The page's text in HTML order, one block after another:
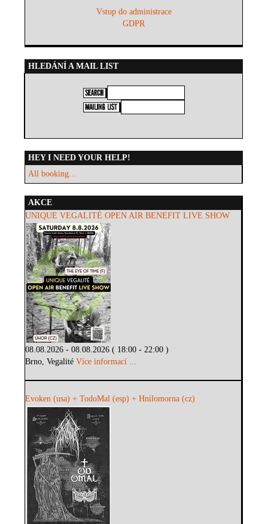
Vstup do administrace
GDPR
HLEDÁNÍ A MAIL LIST
HEY I NEED YOUR HELP!
All booking...
AKCE
UNIQUE VEGALITÉ OPEN AIR BENEFIT LIVE SHOW
08.08.2026 - 08.08.2026 ( 18:00 - 22:00 )
Brno, VegalitéVíce informací ...
Evoken (usa) + TodoMal (esp) + Hnilomorna (cz)